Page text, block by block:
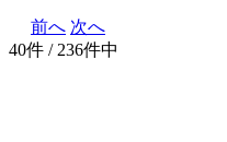
前へ 次へ
40件 / 236件中